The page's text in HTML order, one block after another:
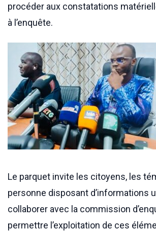
procéder aux constatations
à l’enquête.
Le parquet invite les citoyens, les
personne disposant d’informations
collaborer avec la commission
permettre l’exploitation de ces